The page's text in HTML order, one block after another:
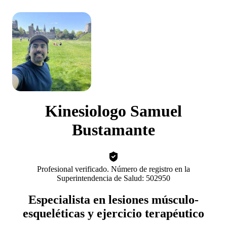
Kinesiologo Samuel
Bustamante
Profesional verificado. Número de registro en la
Superintendencia de Salud: 502950
Especialista en lesiones músculo-
esqueléticas y ejercicio terapéutico